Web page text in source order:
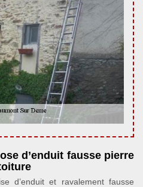
d’enduit fausse pierre
d’enduit et ravalement fausse